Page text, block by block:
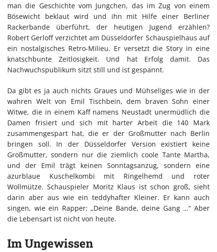
man die Geschichte vom Jungchen, das im Zug von einem
Bösewicht beklaut wird und ihn mit Hilfe einer Berliner
Rackerbande überführt, der heutigen Jugend erzählen?
Robert Gerloff verzichtet am Düsseldorfer Schauspielhaus auf
ein nostalgisches Retro-Milieu. Er versetzt die Story in eine
knatschbunte Zeitlosigkeit. Und hat Erfolg damit. Das
Nachwuchspublikum sitzt still und ist gespannt.
Da gibt es ja auch nichts Graues und Mühseliges wie in der
wahren Welt von Emil Tischbein, dem braven Sohn einer
Witwe, die in einem Kaff namens Neustadt unermüdlich die
Damen frisiert und sich mit harter Arbeit die 140 Mark
zusammengespart hat, die er der Großmutter nach Berlin
bringen soll. In der Düsseldorfer Version existiert keine
Großmutter, sondern nur die ziemlich coole Tante Martha,
und der Emil trägt keinen Sonntagsanzug, sondern eine
azurblaue Kuschelkombi mit Ringelhemd und roter
Wollmütze. Schauspieler Moritz Klaus ist schon groß, sieht
darin aber aus wie ein teddyhafter Kleiner. Er kann auch
singen, wie ein Rapper: „Deine Bande, deine Gang …“ Aber
die Lebensart ist nicht von heute.
Im Ungewissen